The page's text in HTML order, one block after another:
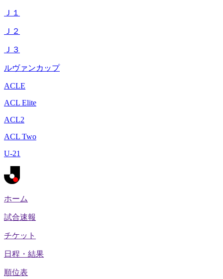
Ｊ１
Ｊ２
Ｊ３
ルヴァンカップ
ACLE
ACL Elite
ACL2
ACL Two
U-21
ホーム
試合速報
チケット
日程・結果
順位表